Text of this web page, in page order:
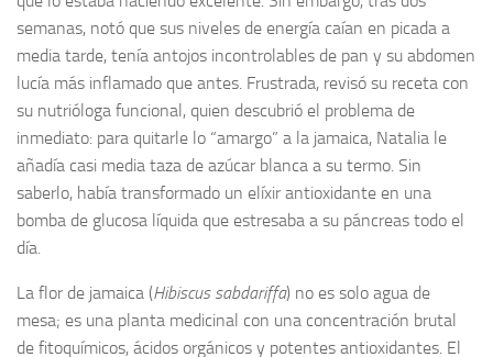
semanas, notó que sus niveles de energía caían en picada a
media tarde, tenía antojos incontrolables de pan y su abdomen
lucía más inflamado que antes. Frustrada, revisó su receta con
su nutrióloga funcional, quien descubrió el problema de
inmediato: para quitarle lo “amargo” a la jamaica, Natalia le
añadía casi media taza de azúcar blanca a su termo. Sin
saberlo, había transformado un elíxir antioxidante en una
bomba de glucosa líquida que estresaba a su páncreas todo el
día.
La flor de jamaica (Hibiscus sabdariffa) no es solo agua de
mesa; es una planta medicinal con una concentración brutal
de fitoquímicos, ácidos orgánicos y potentes antioxidantes. El